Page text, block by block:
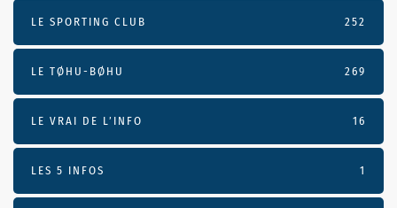
LE SPORTING CLUB 252
LE TØHU-BØHU 269
LE VRAI DE L’INFO 16
LES 5 INFOS 1